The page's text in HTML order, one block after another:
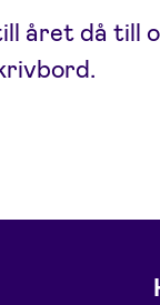
året då till